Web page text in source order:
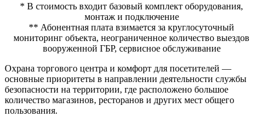
* В стоимость входит базовый комплект оборудования,
монтаж и подключение
** Абонентная плата взимается за круглосуточный
мониторинг объекта, неограниченное количество выездов
вооруженной ГБР, сервисное обслуживание
Охрана торгового центра и комфорт для посетителей —
основные приоритеты в направлении деятельности службы
безопасности на территории, где расположено большое
количество магазинов, ресторанов и других мест общего
пользования.